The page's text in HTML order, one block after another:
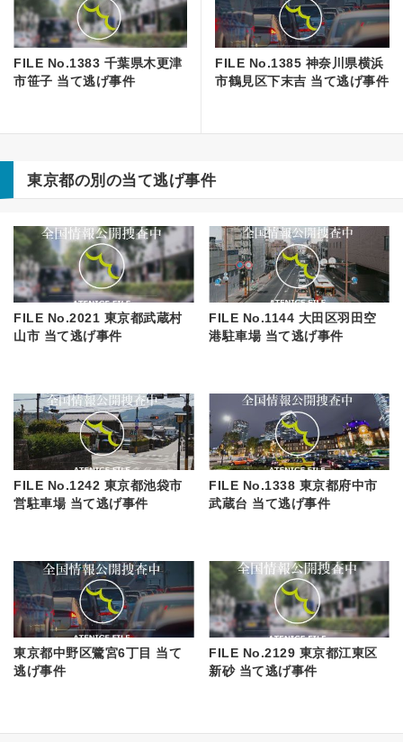
FILE No.1383 千葉県木更津
市笹子 当て逃げ事件
FILE No.1385 神奈川県横浜
市鶴見区下末吉 当て逃げ事件
東京都の別の当て逃げ事件
FILE No.2021 東京都武蔵村
山市 当て逃げ事件
FILE No.1144 大田区羽田空
港駐車場 当て逃げ事件
FILE No.1242 東京都池袋市
営駐車場 当て逃げ事件
FILE No.1338 東京都府中市
武蔵台 当て逃げ事件
東京都中野区鷺宮6丁目 当て
逃げ事件
FILE No.2129 東京都江東区
新砂 当て逃げ事件